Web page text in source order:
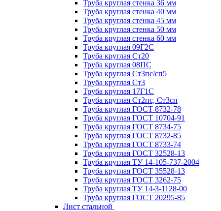
Труба круглая стенка 36 мм
Труба круглая стенка 40 мм
Труба круглая стенка 45 мм
Труба круглая стенка 50 мм
Труба круглая стенка 60 мм
Труба круглая 09Г2С
Труба круглая Ст20
Труба круглая 08ПС
Труба круглая Ст3пс/сп5
Труба круглая Ст3
Труба круглая 17Г1С
Труба круглая Ст2пс, Ст3сп
Труба круглая ГОСТ 8732-78
Труба круглая ГОСТ 10704-91
Труба круглая ГОСТ 8734-75
Труба круглая ГОСТ 8732-85
Труба круглая ГОСТ 8733-74
Труба круглая ГОСТ 32528-13
Труба круглая ТУ 14-105-737-2004
Труба круглая ГОСТ 35528-13
Труба круглая ГОСТ 3262-75
Труба круглая ТУ 14-3-1128-00
Труба круглая ГОСТ 20295-85
Лист стальной